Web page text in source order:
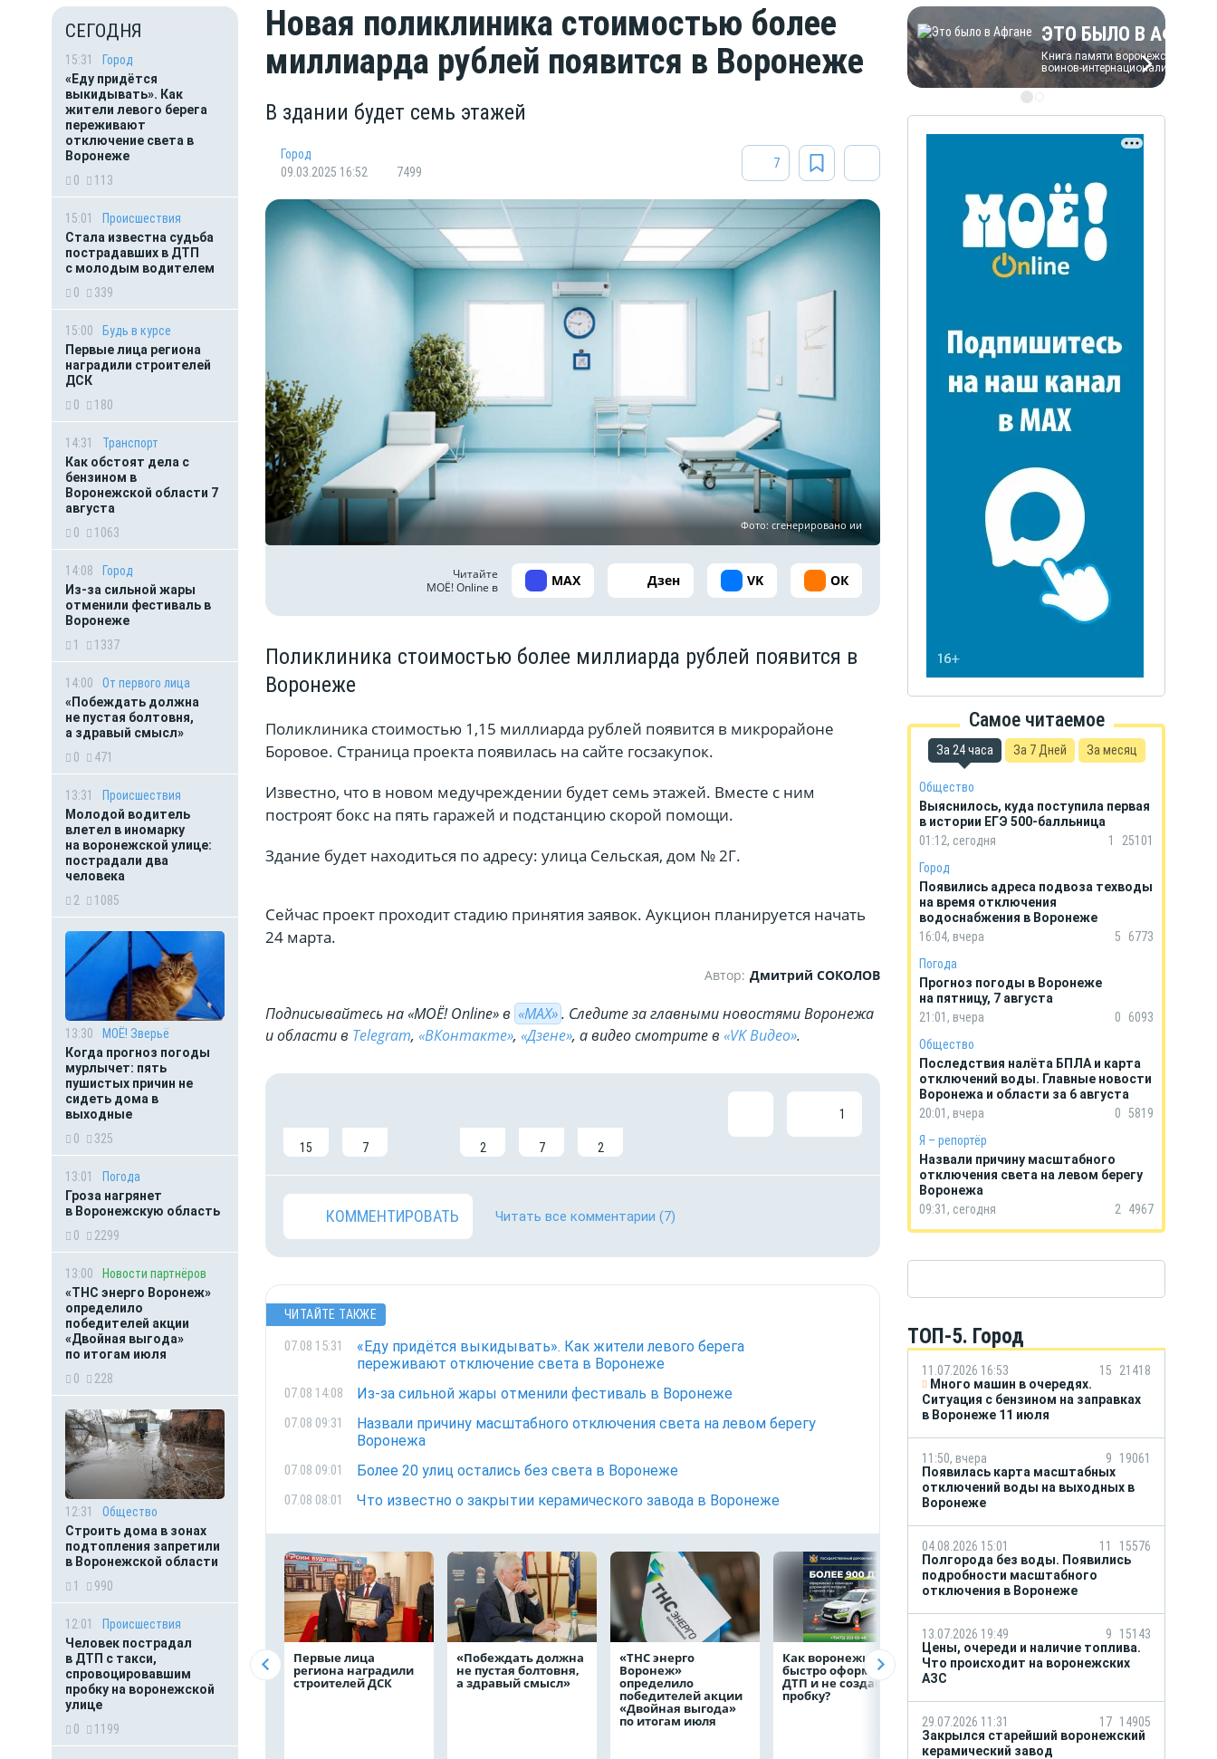
СЕГОДНЯ
15:31
Город
«Еду придётся
выкидывать». Как
жители левого берега
переживают
отключение света в
Воронеже
0
113
15:01
Происшествия
Стала известна судьба
пострадавших в ДТП
с молодым водителем
0
339
15:00
Будь в курсе
Первые лица региона
наградили строителей
ДСК
0
180
14:31
Транспорт
Как обстоят дела с
бензином в
Воронежской области 7
августа
0
1063
14:08
Город
Из-за сильной жары
отменили фестиваль в
Воронеже
1
1337
14:00
От первого лица
«Побеждать должна
не пустая болтовня,
а здравый смысл»
0
471
13:31
Происшествия
Молодой водитель
влетел в иномарку
на воронежской улице:
пострадали два
человека
2
1085
13:30
МОЁ! Зверьё
Когда прогноз погоды
мурлычет: пять
пушистых причин не
сидеть дома в
выходные
0
325
13:01
Погода
Гроза нагрянет
в Воронежскую область
0
2299
13:00
Новости партнёров
«ТНС энерго Воронеж»
определило
победителей акции
«Двойная выгода»
по итогам июля
0
228
12:31
Общество
Строить дома в зонах
подтопления запретили
в Воронежской области
1
990
12:01
Происшествия
Человек пострадал
в ДТП с такси,
спровоцировавшим
пробку на воронежской
улице
0
1199
Новая поликлиника стоимостью более
миллиарда рублей появится в Воронеже
В здании будет семь этажей
Город
09.03.2025 16:52
7499
7
Фото: сгенерировано ии
Читайте
МОЁ! Online в
MAX Дзен VK ОК
Поликлиника стоимостью более миллиарда рублей появится в
Воронеже
Поликлиника стоимостью 1,15 миллиарда рублей появится в микрорайоне
Боровое. Страница проекта появилась на сайте госзакупок.
Известно, что в новом медучреждении будет семь этажей. Вместе с ним
построят бокс на пять гаражей и подстанцию скорой помощи.
Здание будет находиться по адресу: улица Сельская, дом № 2Г.
Сейчас проект проходит стадию принятия заявок. Аукцион планируется начать
24 марта.
Автор: Дмитрий СОКОЛОВ
Подписывайтесь на «МОЁ! Online» в «МАХ». Cледите за главными новостями Воронежа
и области в Telegram, «ВКонтакте», «Дзене», а видео смотрите в «VK Видео».
15 7 2 7 2
1
КОММЕНТИРОВАТЬ Читать все комментарии (7)
ЧИТАЙТЕ ТАКЖЕ
07.08 15:31
«Еду придётся выкидывать». Как жители левого берега
переживают отключение света в Воронеже
07.08 14:08 Из-за сильной жары отменили фестиваль в Воронеже
07.08 09:31
Назвали причину масштабного отключения света на левом берегу
Воронежа
07.08 09:01 Более 20 улиц остались без света в Воронеже
07.08 08:01 Что известно о закрытии керамического завода в Воронеже
Первые лица
региона наградили
строителей ДСК
«Побеждать должна
не пустая болтовня,
а здравый смысл»
«ТНС энерго
Воронеж»
определило
победителей акции
«Двойная выгода»
по итогам июля
Как воронежцам
быстро оформить
ДТП и не создавать
пробку?
Предприятия
региона задолжали
энергетикам 2 млрд
Капучино
на органическом
ЭТО БЫЛО В
Книга памяти воронежских
воинов-интернационалистов
ЭТО БЫЛО В
Книга памяти воронежских
воинов-интернационалистов
Самое читаемое
За 24 часа За 7 Дней За месяц
Общество
Выяснилось, куда поступила первая
в истории ЕГЭ 500-балльница
01:12, сегодня
1
25101
Город
Появились адреса подвоза техводы
на время отключения
водоснабжения в Воронеже
16:04, вчера
5
6773
Погода
Прогноз погоды в Воронеже
на пятницу, 7 августа
21:01, вчера
0
6093
Общество
Последствия налёта БПЛА и карта
отключений воды. Главные новости
Воронежа и области за 6 августа
20:01, вчера
0 5819
Я – репортёр
Назвали причину масштабного
отключения света на левом берегу
Воронежа
09:31, сегодня
2 4967
ТОП-5. Город
11.07.2026 16:53 15
21418
Много машин в очередях.
Ситуация с бензином на заправках
в Воронеже 11 июля
11:50, вчера 9
19061
Появилась карта масштабных
отключений воды на выходных в
Воронеже
04.08.2026 15:01 11
15576
Полгорода без воды. Появились
подробности масштабного
отключения в Воронеже
13.07.2026 19:49 9
15143
Цены, очереди и наличие топлива.
Что происходит на воронежских
АЗС
29.07.2026 11:31 17 14905
Закрылся старейший воронежский
керамический завод